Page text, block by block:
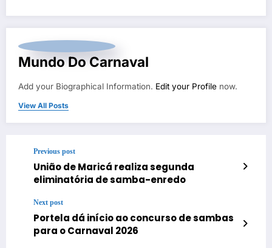
Mundo Do Carnaval
Add your Biographical Information. Edit your Profile now.
View All Posts
Previous post
União de Maricá realiza segunda
eliminatória de samba-enredo
Next post
Portela dá início ao concurso de sambas
para o Carnaval 2026